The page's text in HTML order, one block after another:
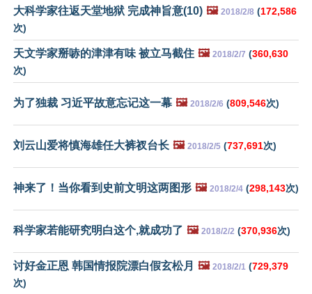
大科学家往返天堂地狱 完成神旨意(10) 🖼️ 2018/2/8 (172,586
次)
天文学家掰哧的津津有味 被立马截住 🖼️ 2018/2/7 (360,630
次)
为了独裁 习近平故意忘记这一幕 🖼️ 2018/2/6 (809,546次)
刘云山爱将慎海雄任大裤衩台长 🖼️ 2018/2/5 (737,691次)
神来了！当你看到史前文明这两图形 🖼️ 2018/2/4 (298,143次)
科学家若能研究明白这个,就成功了 🖼️ 2018/2/2 (370,936次)
讨好金正恩 韩国情报院漂白假玄松月 🖼️ 2018/2/1 (729,379
次)